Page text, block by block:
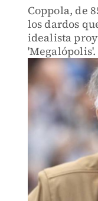
Coppola, de
los dardos
idealista
'Megalópolis'.